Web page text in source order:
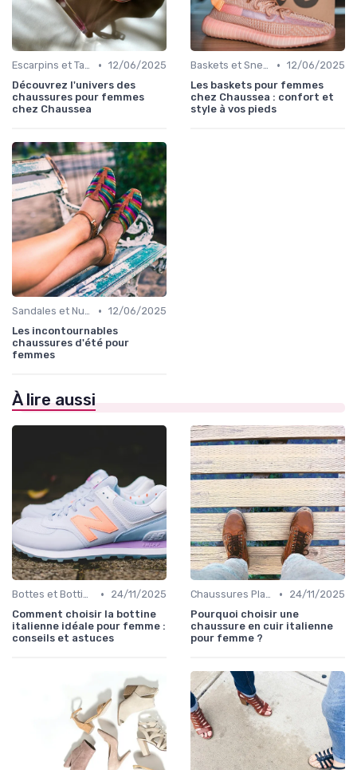
Escarpins et Talons • 12/06/2025
Découvrez l'univers des
chaussures pour femmes
chez Chaussea
Baskets et Sneakers • 12/06/2025
Les baskets pour femmes
chez Chaussea : confort et
style à vos pieds
Sandales et Nu-pieds • 12/06/2025
Les incontournables
chaussures d'été pour
femmes
À lire aussi
Bottes et Bottines •
24/11/2025
Comment choisir la bottine
italienne idéale pour femme :
conseils et astuces
Chaussures Plates et Ballerines •
24/11/2025
Pourquoi choisir une
chaussure en cuir italienne
pour femme ?